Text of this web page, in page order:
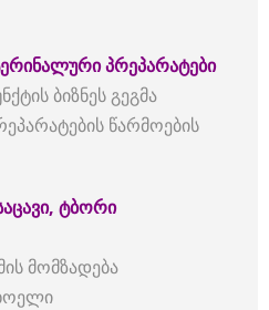
პრეპარატები
ბიზნეს გეგმა
წარმოების
, ტბორი
მომზადება